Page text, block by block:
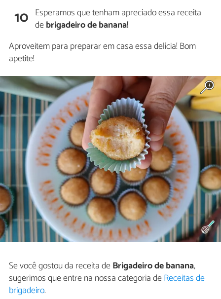
10 Esperamos que tenham apreciado essa receita
debrigadeiro de banana!
Aproveitem para preparar em casa essa delícia! Bom
apetite!
Se você gostou da receita deBrigadeiro de banana,
sugerimos que entre na nossa categoria deReceitas de
brigadeiro.